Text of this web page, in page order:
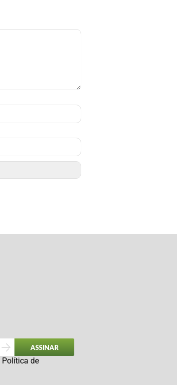
ASSINAR
Política de